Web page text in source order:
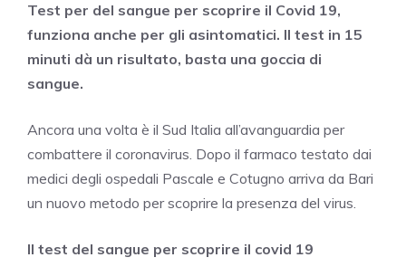
Test per del sangue per scoprire il Covid 19,
funziona anche per gli asintomatici. Il test in 15
minuti dà un risultato, basta una goccia di
sangue.
Ancora una volta è il Sud Italia all’avanguardia per
combattere il coronavirus. Dopo il farmaco testato dai
medici degli ospedali Pascale e Cotugno arriva da Bari
un nuovo metodo per scoprire la presenza del virus.
Il test del sangue per scoprire il covid 19